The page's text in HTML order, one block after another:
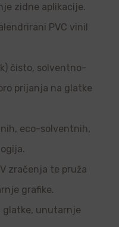
zidne aplikacije.
PVC vinil
čisto, solventno-
prijanja na glatke
eco-solventnih,
zračenja te pruža
grafike.
glatke, unutarnje